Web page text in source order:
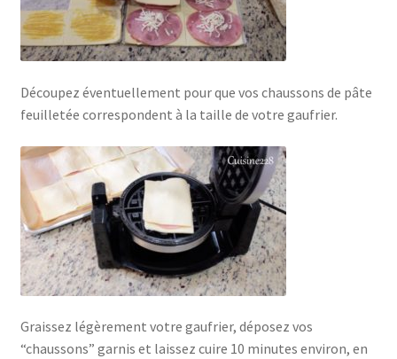
Découpez éventuellement pour que vos chaussons de pâte
feuilletée correspondent à la taille de votre gaufrier.
Graissez légèrement votre gaufrier, déposez vos
“chaussons” garnis et laissez cuire 10 minutes environ, en